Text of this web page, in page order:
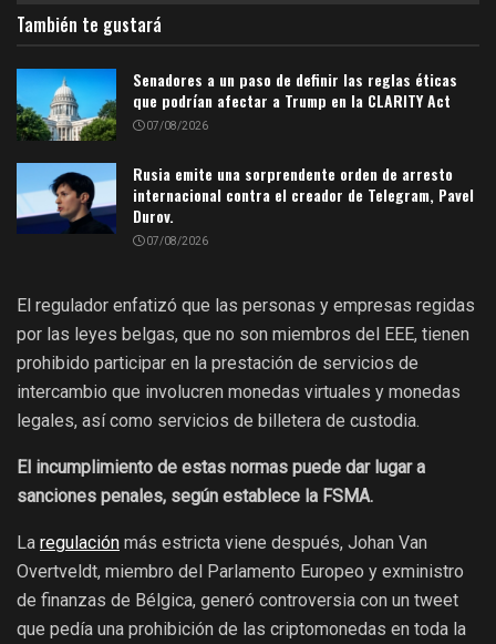
También te gustará
Senadores a un paso de definir las reglas éticas
que podrían afectar a Trump en la CLARITY Act
07/08/2026
Rusia emite una sorprendente orden de arresto
internacional contra el creador de Telegram, Pavel
Durov.
07/08/2026
El regulador enfatizó que las personas y empresas regidas
por las leyes belgas, que no son miembros del EEE, tienen
prohibido participar en la prestación de servicios de
intercambio que involucren monedas virtuales y monedas
legales, así como servicios de billetera de custodia.
El incumplimiento de estas normas puede dar lugar a
sanciones penales, según establece la FSMA.
La regulación más estricta viene después, Johan Van
Overtveldt, miembro del Parlamento Europeo y exministro
de finanzas de Bélgica, generó controversia con un tweet
que pedía una prohibición de las criptomonedas en toda la